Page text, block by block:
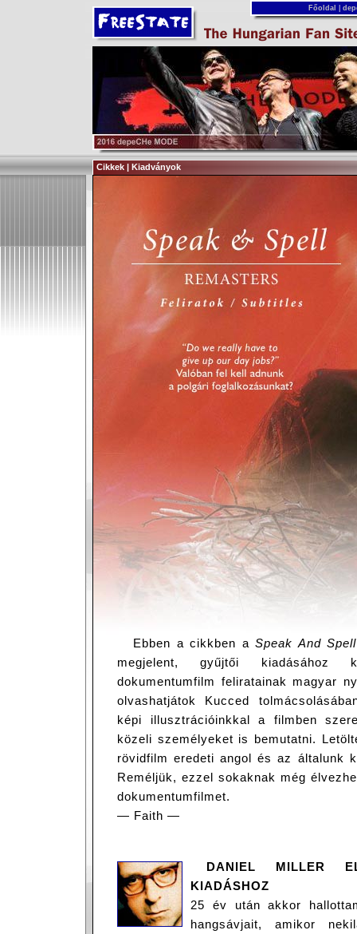
Főoldal
Cikkek | Kiadványok
Ebben a cikkben a Speak And
megjelent, gyűjtői kiadásához
dokumentumfilm feliratainak magyar
olvashatjátok Kucced
képi illusztrációinkkal a filmben
közeli személyeket is bemutatni.
rövidfilm eredeti angol és az általunk
Reméljük, ezzel sokaknak még
dokumentumfilmet.
— Faith —
DANIEL MILLER
KIADÁSHOZ
25 év után akkor
hangsávjait, amikor